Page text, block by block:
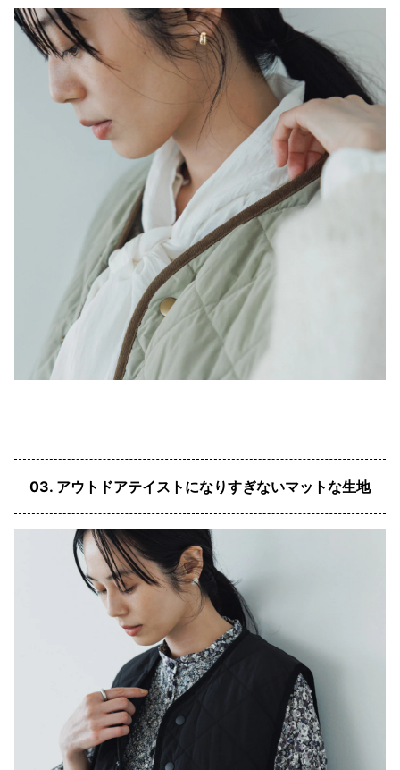
03. アウトドアテイストになりすぎないマットな生地